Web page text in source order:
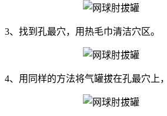
3、找到孔最穴，用热毛巾清洁穴区。
4、用同样的方法将气罐拔在孔最穴上